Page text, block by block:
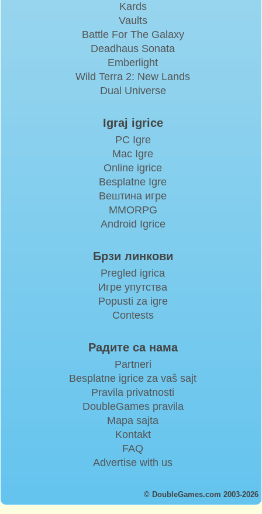
Kards
Vaults
Battle For The Galaxy
Deadhaus Sonata
Emberlight
Wild Terra 2: New Lands
Dual Universe
Igraj igrice
PC Igre
Mac Igre
Online igrice
Besplatne Igre
Вештина игре
MMORPG
Android Igrice
Брзи линкови
Pregled igrica
Игре упутства
Popusti za igre
Contests
Радите са нама
Partneri
Besplatne igrice za vaš sajt
Pravila privatnosti
DoubleGames pravila
Mapa sajta
Kontakt
FAQ
Advertise with us
© DoubleGames.com 2003-2026